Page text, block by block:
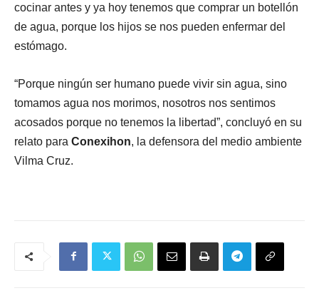
cocinar antes y ya hoy tenemos que comprar un botellón
de agua, porque los hijos se nos pueden enfermar del
estómago.
“Porque ningún ser humano puede vivir sin agua, sino
tomamos agua nos morimos, nosotros nos sentimos
acosados porque no tenemos la libertad”, concluyó en su
relato para Conexihon, la defensora del medio ambiente
Vilma Cruz.